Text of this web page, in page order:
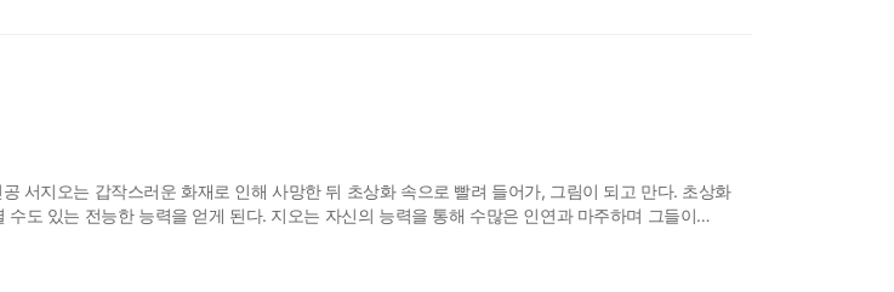
서지오는 갑작스러운 화재로 인해 사망한 뒤 초상화 속으로 빨려 들어가, 그림이 되고 만다. 초상화
도 있는 전능한 능력을 얻게 된다. 지오는 자신의 능력을 통해 수많은 인연과 마주하며 그들이
고, 다양한 사건을 해결할수록 자신의 죽음에 드리워진 진실에 가까워지는데…